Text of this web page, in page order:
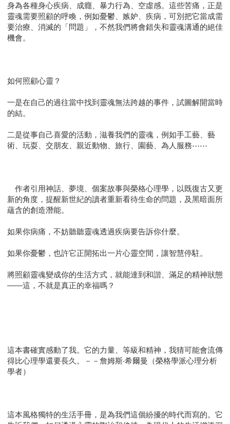
身為各種身心疾病、成癮、暴力行為、空虛感。這些苦痛，正是
靈魂需要照顧的呼喚，例如憂鬱、嫉妒、疾病，可別把它當成需
要治療、消滅的「問題」，不然我們將會錯失和靈魂溝通的絕佳
機會。
如何照顧心靈？
一是在自己的過往當中找到靈魂無法跨越的事件，試圖解開當時
的結。
二是從事自己喜愛的活動，滋養我們的靈魂，例如手工藝、藝
術、玩耍、交朋友、親近動物、旅行、園藝、為人服務⋯⋯
作者引用神話、夢境、個案故事與榮格心理學，以既復古又更
新的角度，提醒新世紀的讀者重新看待生命的問題，及黑暗面所
蘊含的創造潛能。
如果你病痛，不妨聽聽靈魂透過疾病要告訴你什麼。
如果你憂鬱，也許它正開拓出一片心靈空間，讓智慧停駐。
將照顧靈魂變成你的生活方式，就能達到和諧、滿足的精神狀態
——這，不就是真正的幸福嗎？
這本書確實感動了我。它的力量、等級和精神，我猜可能會流傳
得比心理學還要長久。－－詹姆斯‧希爾曼（榮格學派心理分析
學者）
這本風格獨特的生活手冊，是為我們這個紛擾的時代而寫的。它